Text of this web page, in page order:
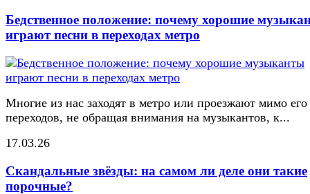
Бедственное положение: почему хорошие
играют песни в переходах метро
Многие из нас заходят в метро или проезжают мимо его
переходов, не обращая внимания на музыкантов, к...
17.03.26
Скандальные звёзды: на самом ли деле они такие
порочные?